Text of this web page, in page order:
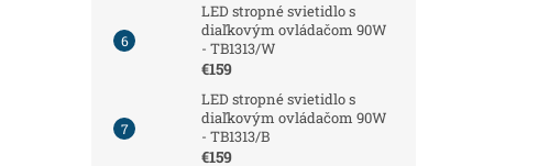
LED stropné svietidlo s
diaľkovým ovládačom 90W
- TB1313/W
€159
LED stropné svietidlo s
diaľkovým ovládačom 90W
- TB1313/B
€159